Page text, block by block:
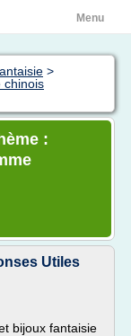
Menu
>
chinois
:
Utiles
bijoux fantaisie